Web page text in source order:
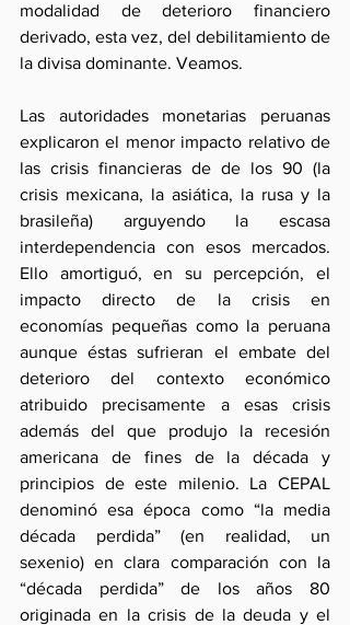
modalidad de deterioro financiero
derivado, esta vez, del debilitamiento de
la divisa dominante. Veamos.
Las autoridades monetarias peruanas
explicaron el menor impacto relativo de
las crisis financieras de de los 90 (la
crisis mexicana, la asiática, la rusa y la
brasileña) arguyendo la escasa
interdependencia con esos mercados.
Ello amortiguó, en su percepción, el
impacto directo de la crisis en
economías pequeñas como la peruana
aunque éstas sufrieran el embate del
deterioro del contexto económico
atribuido precisamente a esas crisis
además del que produjo la recesión
americana de fines de la década y
principios de este milenio. La CEPAL
denominó esa época como “la media
década perdida” (en realidad, un
sexenio) en clara comparación con la
“década perdida” de los años 80
originada en la crisis de la deuda y el